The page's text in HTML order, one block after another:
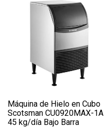
Máquina de Hielo en Cubo
Scotsman CU0920MAX-1A
45 kg/día Bajo Barra